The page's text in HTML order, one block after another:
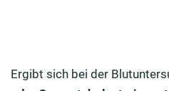
Ergibt sich bei der